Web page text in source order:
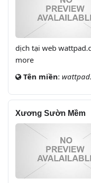
dịch tại web
more
Tên miền:
Xương Sườn Mềm